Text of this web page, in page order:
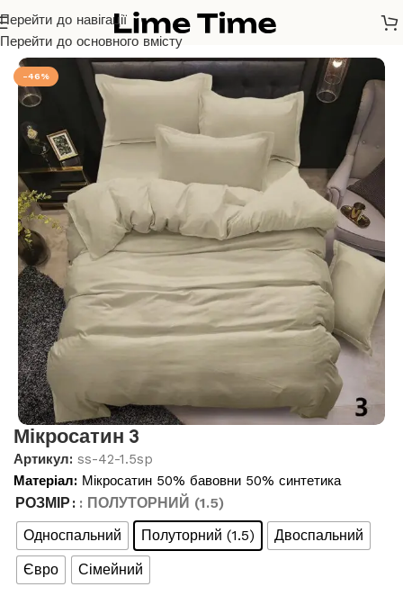
Перейти до навігації
Перейти до основного вмісту
Головна/Страйп Сатін
-46%
Мікросатин 3
Артикул: ss-42-1.5sp
Матеріал: Мікросатин 50% бавовни 50% синтетика
РОЗМІР
: ПОЛУТОРНИЙ (1.5)
Односпальний
Полуторний (1.5)
Двоспальний
Євро
Сімейний